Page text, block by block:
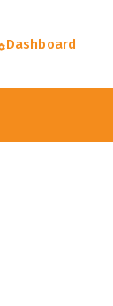
Dashboard